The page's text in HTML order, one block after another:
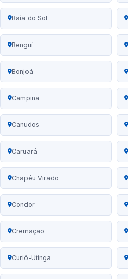
Baía do Sol
Benguí
Bonjoá
Campina
Canudos
Caruará
Chapéu Virado
Condor
Cremação
Curió-Utinga